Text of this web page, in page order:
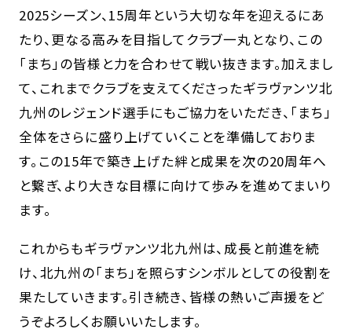
2025シーズン、15周年という大切な年を迎えるにあ
たり、更なる高みを目指してクラブ一丸となり、この
「まち」の皆様と力を合わせて戦い抜きます。加えまし
て、これまでクラブを支えてくださったギラヴァンツ北
九州のレジェンド選手にもご協力をいただき、「まち」
全体をさらに盛り上げていくことを準備しておりま
す。この15年で築き上げた絆と成果を次の20周年へ
と繋ぎ、より大きな目標に向けて歩みを進めてまいり
ます。
これからもギラヴァンツ北九州は、成長と前進を続
け、北九州の「まち」を照らすシンボルとしての役割を
果たしていきます。引き続き、皆様の熱いご声援をど
うぞよろしくお願いいたします。